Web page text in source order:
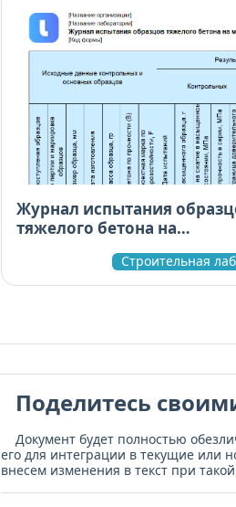
Журнал испытания
тяжелого бетона на
Строительная
Поделитесь
Документ будет полностью
его для интеграции в текущие или
внесем изменения в текст при